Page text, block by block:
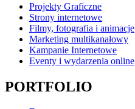
Projekty Graficzne
Strony internetowe
Filmy, fotografia i animacje
Marketing multikanałowy
Kampanie Internetowe
Eventy i wydarzenia online
PORTFOLIO